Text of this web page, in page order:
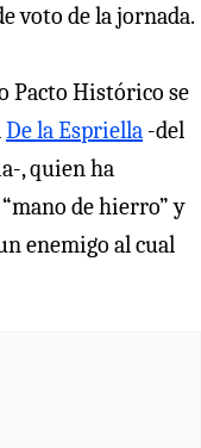
voto de la jornada.
Pacto Histórico se
De la Espriella -del
, quien ha
de hierro” y
enemigo al cual